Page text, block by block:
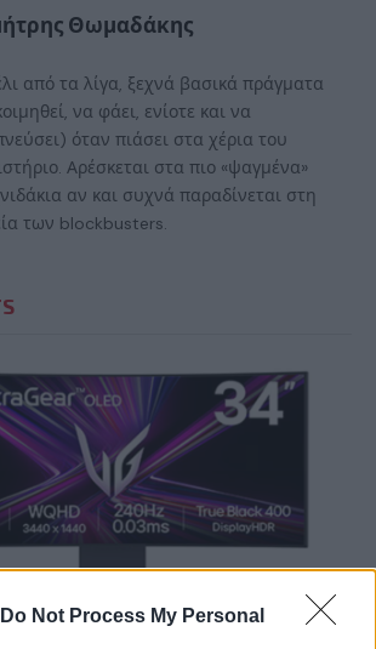
Do Not Process My Personal
Θωμαδάκης
από τα λίγα, ξεχνά βασικά πράγματα
να φάει, ενίοτε και να
όταν πιάσει στα χέρια του
Αρέσκεται στα πιο «ψαγμένα»
αν και συχνά παραδίνεται στη
των blockbusters.